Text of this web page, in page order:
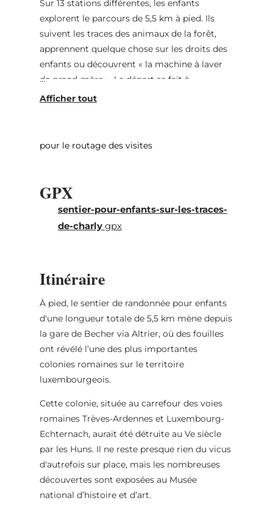
Sur 13 stations différentes, les enfants
explorent le parcours de 5,5 km à pied. Ils
suivent les traces des animaux de la forêt,
apprennent quelque chose sur les droits des
enfants ou découvrent « la machine à laver
de grand-mère ». Le départ se fait à
l'ancienne gare « Becher Gare » dans le
se défouler sur l'aire de jeux à côté de la
aux poussettes.
pour le routage des visites
GPX
sentier-pour-enfants-sur-les-traces-
de-charlygpx
Itinéraire
À pied, le sentier de randonnée pour enfants
d'une longueur totale de 5,5 km mène depuis
la gare de Becher via Altrier, où des fouilles
ont révélé l’une des plus importantes
colonies romaines sur le territoire
luxembourgeois.
Cette colonie, située au carrefour des voies
romaines Trèves-Ardennes et Luxembourg-
Echternach, aurait été détruite au Ve siècle
par les Huns. Il ne reste presque rien du vicus
d'autrefois sur place, mais les nombreuses
découvertes sont exposées au Musée
national d’histoire et d’art.